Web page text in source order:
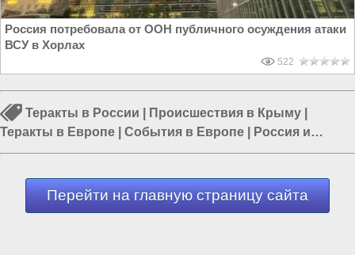
Россия потребовала от ООН публичного осуждения атаки
ВСУ в Хорлах
522
Теракты в России Происшествия в Крыму
Теракты в Европе
События в Европе
Россия и
Евразия|Россия и Запад|События на Украине
Перейти на главную страницу сайта